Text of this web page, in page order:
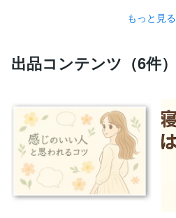
もっと見る
出品コンテンツ（6件）